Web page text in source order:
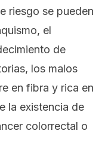
riesgo se pueden
el
de
los malos
en fibra y rica en
la existencia de
colorrectal o